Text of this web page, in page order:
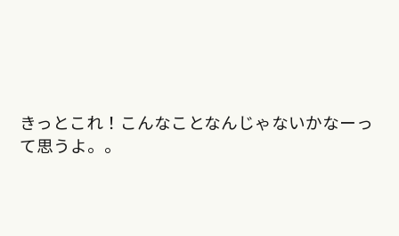
きっとこれ！こんなことなんじゃないかなーっ
て思うよ。。